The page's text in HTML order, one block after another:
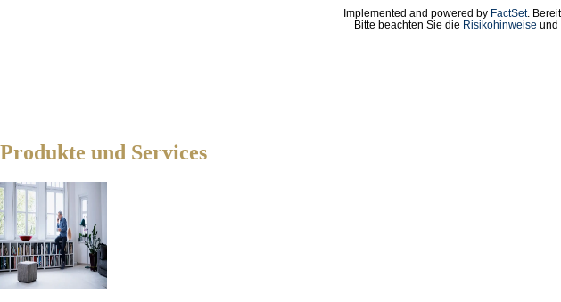
09.08.2025 CET/CEST Die EQS Distributionsservices
Implemented and powered by FactSet.
Bitte beachten Sie die Risikohinweise und
Produkte und Services